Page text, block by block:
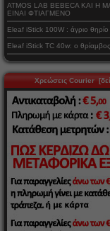
ATMOS LAB BEBECA ΚΑΙ Η
ΕΙΝΑΙ ΦΤΙΑΓΜΕΝΟ
Eleaf iStick 100W : άγριο θηρίο
Eleaf iStick TC 40w: ο θρίαμβος
Χρεώσεις Courier